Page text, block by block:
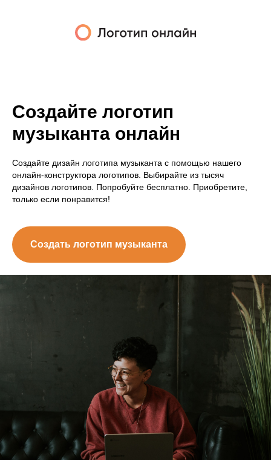
Создайте логотип
музыканта онлайн
Создайте дизайн логотипа музыканта с помощью нашего
онлайн-конструктора логотипов. Выбирайте из тысяч
дизайнов логотипов. Попробуйте бесплатно. Приобретите,
только если понравится!
Создать логотип музыканта